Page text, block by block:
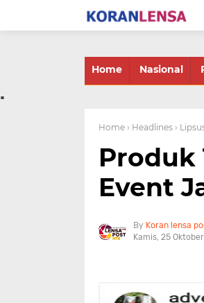
Home Nasional
.
Home › Headlines ›
Produk
Event
Koran lensa
Kamis, 25